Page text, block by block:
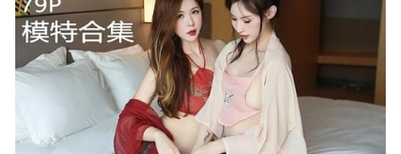
[微密圈]乙醇子呀 – 顶级皮衣炸裂福利[14P-67M]
2024-06-
21
迷之呆梨(发条少女) – 要听话哦[18P-35MB]
2025-08-03
张鑫baby – 微密圈写真合集【持续更新中】
2025-03-06
[Xiuren秀人网]2023.06.14 NO.6915 杏子Yada[78+1P／
675MB]
2023-11-23